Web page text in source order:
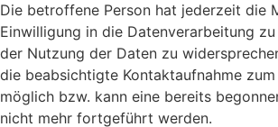
Die betroffene Person hat jederzeit die
Einwilligung in die Datenverarbeitung
der Nutzung der Daten zu
die beabsichtigte Kontaktaufnahme
möglich bzw. kann eine bereits
nicht mehr fortgeführt werden.